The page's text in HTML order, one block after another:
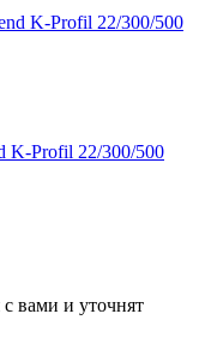
K-Profil 22/300/500
вами и уточнят